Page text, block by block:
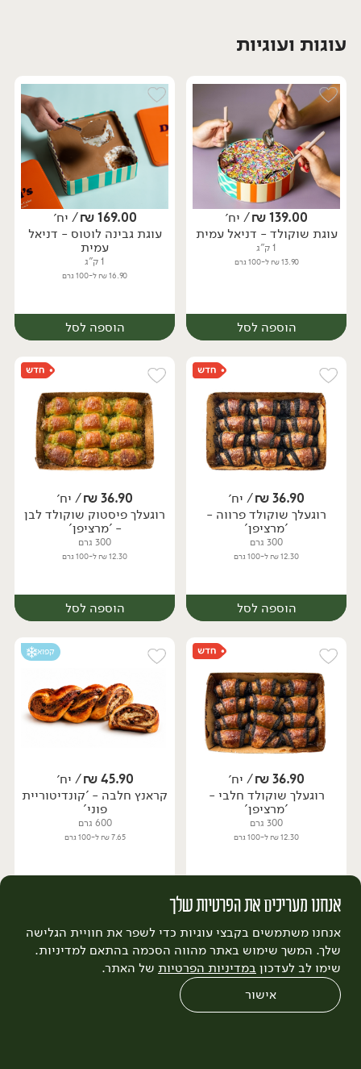
יח׳
עוגות ועוגיות
139.00
₪/ יח׳
עוגת שוקולד - דניאל עמית
1 ק"ג
13.90 ₪ ל-100 גרם
הוספה לסל
יח׳
169.00
₪/ יח׳
עוגת גבינה לוטוס - דניאל
עמית
1 ק"ג
16.90 ₪ ל-100 גרם
הוספה לסל
יח׳
36.90
₪/ יח׳
רוגעלך שוקולד פרווה -
'מרציפן'
300 גרם
12.30 ₪ ל-100 גרם
הוספה לסל
יח׳
36.90
₪/ יח׳
רוגעלך פיסטוק שוקולד לבן
- 'מרציפן'
300 גרם
12.30 ₪ ל-100 גרם
הוספה לסל
יח׳
36.90
₪/ יח׳
רוגעלך שוקולד חלבי -
'מרציפן'
300 גרם
12.30 ₪ ל-100 גרם
קפוא
45.90
₪/ יח׳
קראנץ חלבה - 'קונדיטוריית
פוני'
600 גרם
7.65 ₪ ל-100 גרם
קפוא קפוא
אנחנו מעריכים את הפרטיות שלך
אנחנו משתמשים בקבצי עוגיות כדי לשפר את חוויית הגלישה
שלך. המשך שימוש באתר מהווה הסכמה בהתאם למדיניות.
שימו לב לעדכון במדיניות הפרטיות של האתר.
אישור